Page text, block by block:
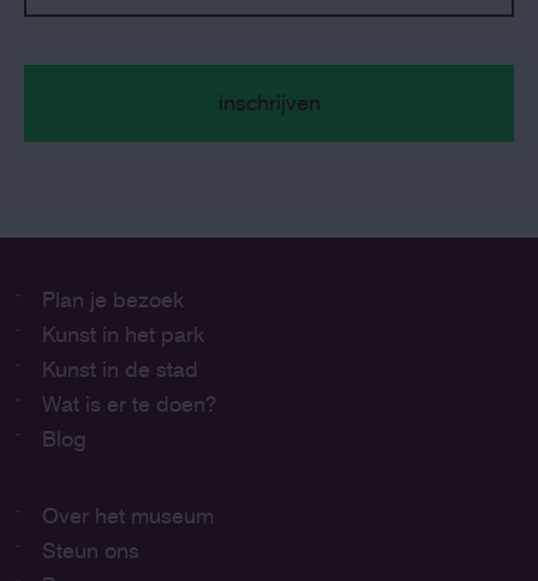
Plan je bezoek
Kunst in het park
Kunst in de stad
Wat is er te doen?
Blog
Over het museum
Steun ons